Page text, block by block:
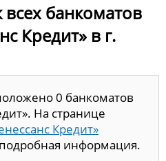
банкоматов
Кредит» в г.
0 банкоматов
На странице
Кредит»
информация.